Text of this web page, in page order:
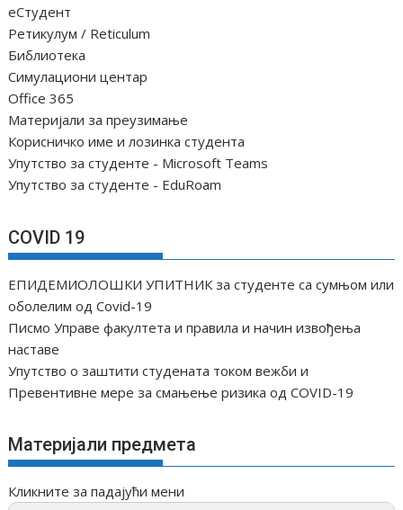
њ
е
ч
л
а
н
а
к
еСтудент
Ретикулум / Reticulum
Библиотека
Симулациони центар
Office 365
Материјали за преузимање
Корисничко име и лозинка студента
Упутство за студенте - Microsoft Teams
Упутство за студенте - EduRoam
COVID 19
ЕПИДЕМИОЛОШКИ УПИТНИК за студенте са сумњом или
оболелим од Covid-19
Писмо Управе факултета и правила и начин извођења
наставе
Упутство о заштити студената током вежби и
Превентивне мере за смањење ризика од COVID-19
Материјали предмета
Кликните за падајући мени